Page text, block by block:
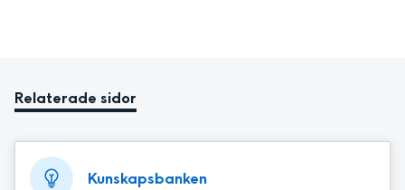
Relaterade sidor
Kunskapsbanken